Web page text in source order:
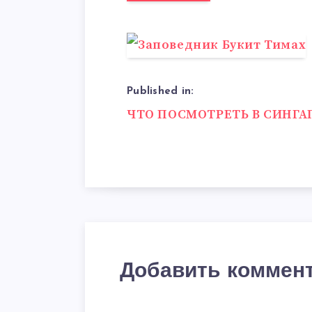
Published in:
Навигация
ЧТО ПОСМОТРЕТЬ В
Добавить